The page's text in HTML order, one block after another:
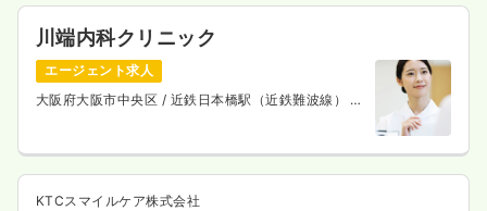
川端内科クリニック
エージェント求人
大阪府大阪市中央区 / 近鉄日本橋駅（近鉄難波線） 徒
KTCスマイルケア株式会社